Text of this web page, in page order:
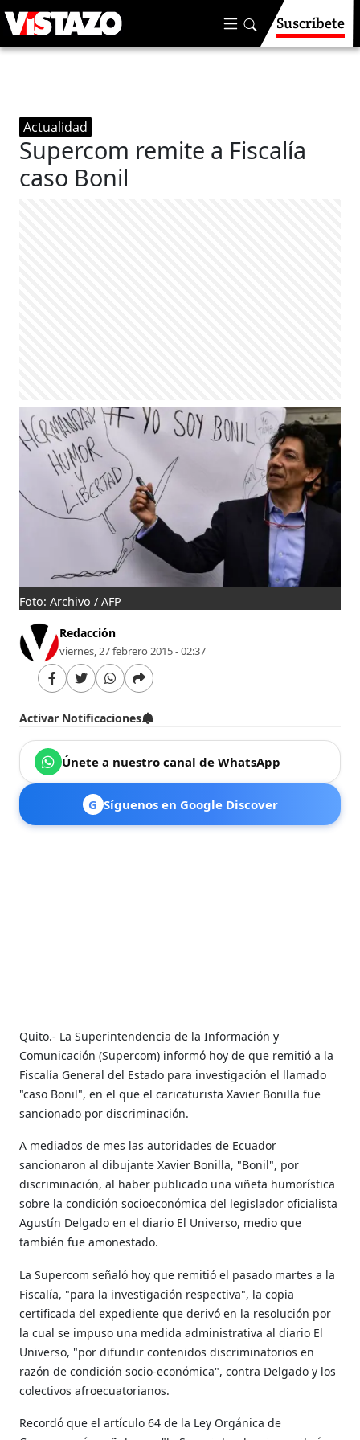
Suscríbete
Actualidad
Supercom remite a Fiscalía
caso Bonil
Foto: Archivo / AFP
Redacción
viernes, 27 febrero 2015 - 02:37
Activar Notificaciones
Únete a nuestro canal de WhatsApp
G Síguenos en Google Discover
Quito.- La Superintendencia de la Información y
Comunicación (Supercom) informó hoy de que remitió a la
Fiscalía General del Estado para investigación el llamado
"caso Bonil", en el que el caricaturista Xavier Bonilla fue
sancionado por discriminación.
A mediados de mes las autoridades de Ecuador
sancionaron al dibujante Xavier Bonilla, "Bonil", por
discriminación, al haber publicado una viñeta humorística
sobre la condición socioeconómica del legislador oficialista
Agustín Delgado en el diario El Universo, medio que
también fue amonestado.
La Supercom señaló hoy que remitió el pasado martes a la
Fiscalía, "para la investigación respectiva", la copia
certificada del expediente que derivó en la resolución por
la cual se impuso una medida administrativa al diario El
Universo, "por difundir contenidos discriminatorios en
razón de condición socio-económica", contra Delgado y los
colectivos afroecuatorianos.
Recordó que el artículo 64 de la Ley Orgánica de